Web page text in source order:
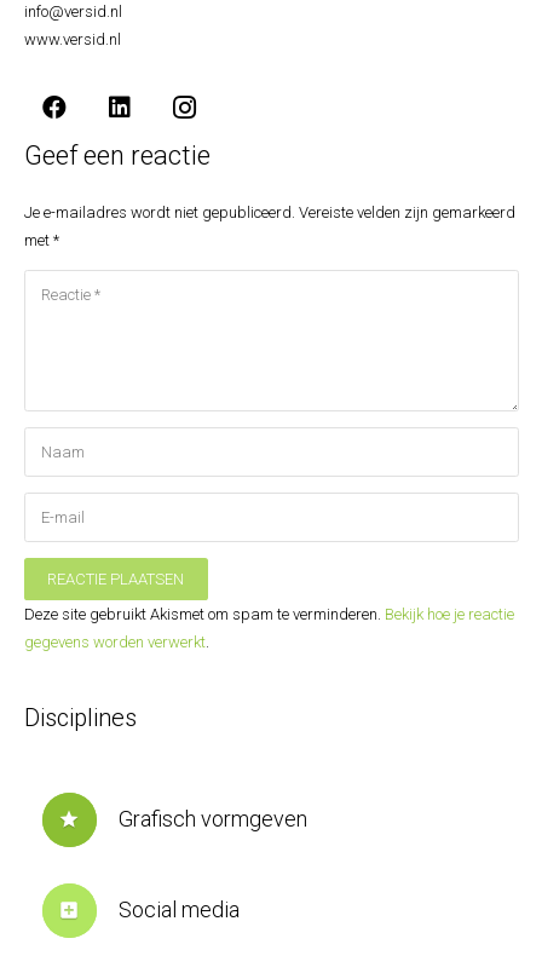
info@versid.nl⁣
www.versid.nl⁣
Geef een reactie
Je e-mailadres wordt niet gepubliceerd. Vereiste velden zijn gemarkeerd
met *
REACTIE PLAATSEN
Deze site gebruikt Akismet om spam te verminderen. Bekijk hoe je reactie
gegevens worden verwerkt.
Disciplines
star Grafisch vormgeven
add_box Social media